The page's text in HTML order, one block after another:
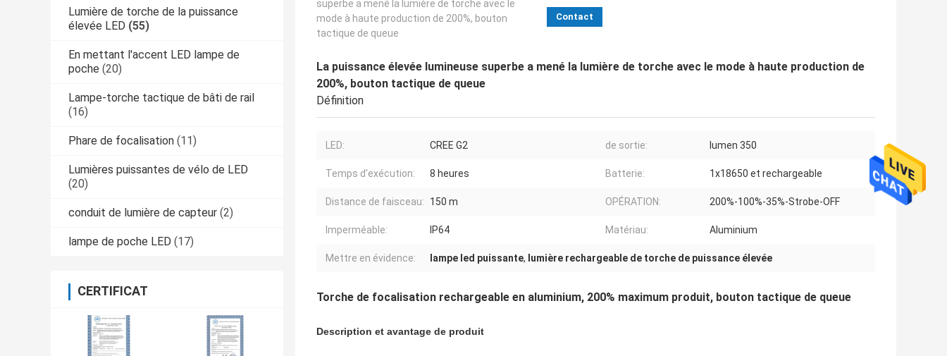
Lumière de torche de la puissance
élevée LED (55)
En mettant l'accent LED lampe de
poche (20)
Lampe-torche tactique de bâti de rail
(16)
Phare de focalisation (11)
Lumières puissantes de vélo de LED
(20)
conduit de lumière de capteur (2)
lampe de poche LED (17)
CERTIFICAT
superbe a mené la lumière de torche avec le
mode à haute production de 200%, bouton
tactique de queue
Contact
La puissance élevée lumineuse superbe a mené la lumière de torche avec le mode à haute production de
200%, bouton tactique de queue
Définition
LED: CREE G2 de sortie: lumen 350
Temps d'exécution: 8 heures Batterie: 1x18650 et rechargeable
Distance de faisceau: 150 m OPÉRATION: 200%-100%-35%-Strobe-OFF
Imperméable: IP64 Matériau: Aluminium
Mettre en évidence: lampe led puissante, lumière rechargeable de torche de puissance élevée
Torche de focalisation rechargeable en aluminium, 200% maximum produit, bouton tactique de queue
Description et avantage de produit